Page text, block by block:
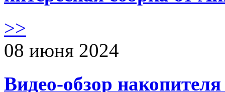
>>
08 июня 2024
Видео-обзор